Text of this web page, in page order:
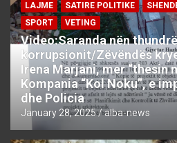
LAJME
SATIRE POLITIKE
SPORT
VETING
Video:Saranda nën
korrupsionit/Zëvëndës
Irena Marjani, mer “thesin
Kompania “Kol Noku”, e
dhe Policia
January 28, 2025 alba-news